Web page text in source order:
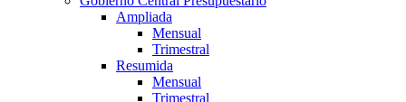
Ampliada
Mensual
Trimestral
Resumida
Mensual
Trimestral